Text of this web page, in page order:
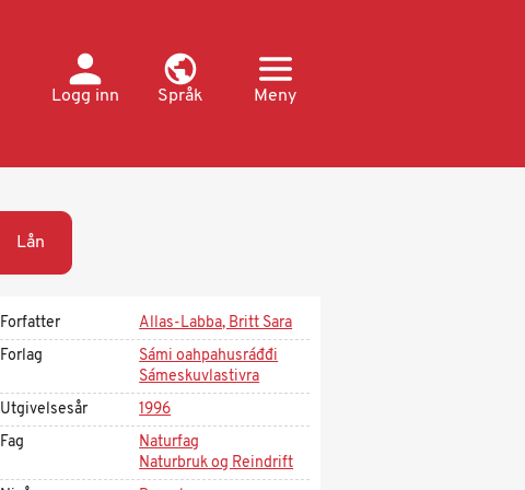
Logg inn
Språk Meny
Lån
Forfatter
Allas-Labba, Britt Sara
Forlag
Sámi oahpahusráđđi
Sámeskuvlastivra
Utgivelsesår
1996
Fag
Naturfag
Naturbruk og Reindrift